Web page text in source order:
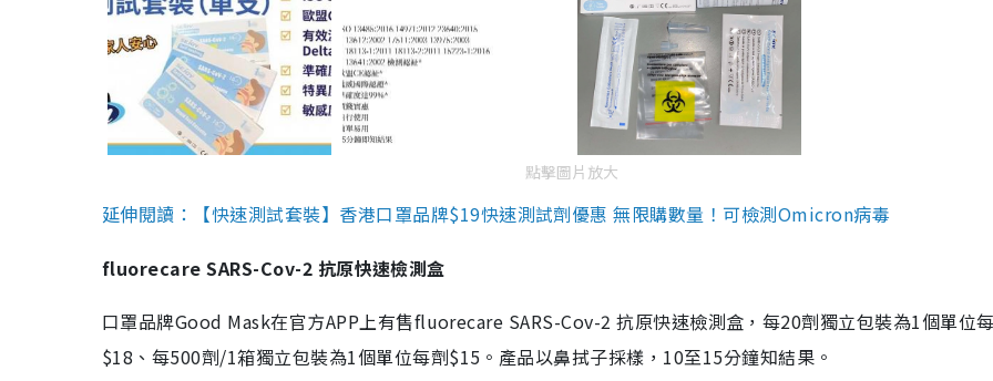
點擊圖片放大
延伸閱讀：【快速測試套裝】香港口罩品牌$19快速測試劑優惠 無限購數量！可檢測Omicron病毒
fluorecare SARS-Cov-2 抗原快速檢測盒
口罩品牌Good Mask在官方APP上有售fluorecare SARS-Cov-2 抗原快速檢測盒，每20劑獨立包裝為1個單位
$18、每500劑/1箱獨立包裝為1個單位每劑$15。產品以鼻拭子採樣，10至15分鐘知結果。